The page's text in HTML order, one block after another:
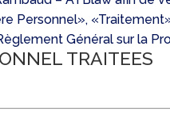
Personnel»,
Général sur la
TRAITEES